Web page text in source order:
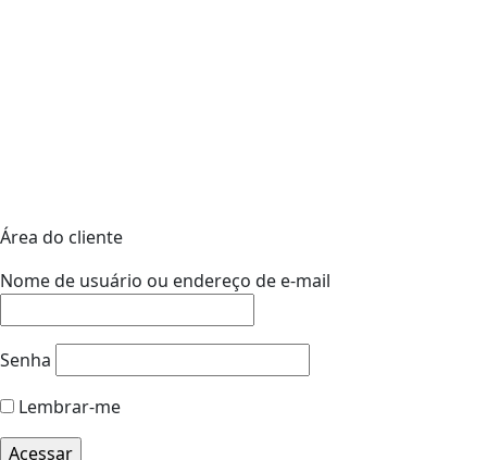
Área do cliente
Nome de usuário ou endereço de e-mail
Senha
Lembrar-me